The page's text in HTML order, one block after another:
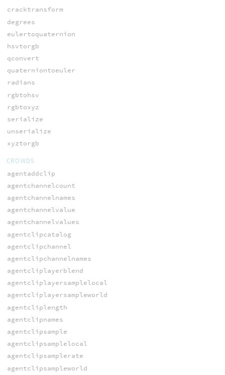
cracktransform
degrees
eulertoquaternion
hsvtorgb
qconvert
quaterniontoeuler
radians
rgbtohsv
rgbtoxyz
serialize
unserialize
xyztorgb
CROWDS
agentaddclip
agentchannelcount
agentchannelnames
agentchannelvalue
agentchannelvalues
agentclipcatalog
agentclipchannel
agentclipchannelnames
agentcliplayerblend
agentcliplayersamplelocal
agentcliplayersampleworld
agentcliplength
agentclipnames
agentclipsample
agentclipsamplelocal
agentclipsamplerate
agentclipsampleworld